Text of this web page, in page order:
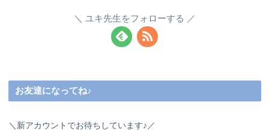
ユキ先生をフォローする
お友達になってね♪
＼新アカウントでお待ちしています♪／